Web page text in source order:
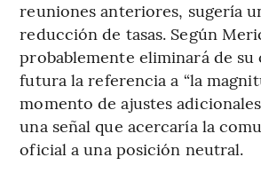
reuniones anteriores, sugería
reducción de tasas. Según
probablemente eliminará de
futura la referencia a “la
momento de ajustes
una señal que acercaría la
oficial a una posición neutral.